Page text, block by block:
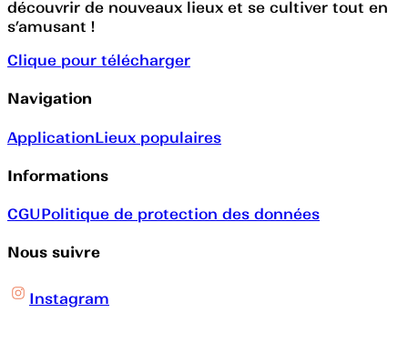
découvrir de nouveaux lieux et se cultiver tout en
s’amusant !
Clique pour télécharger
Navigation
ApplicationLieux populaires
Informations
CGUPolitique de protection des données
Nous suivre
Instagram